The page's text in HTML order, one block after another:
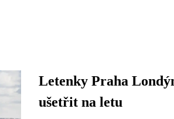
Letenky Praha
ušetřit na letu